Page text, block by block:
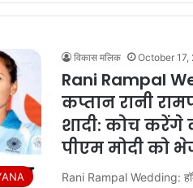
विकास मलिक October 17,
Rani Rampal
कप्तान रानी
शादी: कोच करेंगे
पीएम मोदी को
Rani Rampal Wedding: